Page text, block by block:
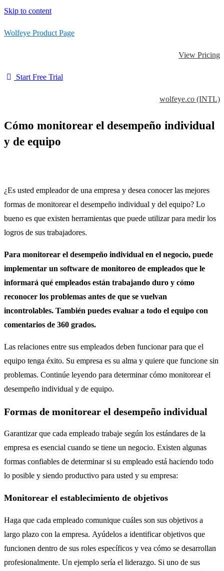
Skip to content
Wolfeye Product Page
View Pricing
Start Free Trial
wolfeye.co (INTL)
Cómo monitorear el desempeño individual
y de equipo
¿Es usted empleador de una empresa y desea conocer las mejores
formas de monitorear el desempeño individual y del equipo? Lo
bueno es que existen herramientas que puede utilizar para medir los
logros de sus trabajadores.
Para monitorear el desempeño individual en el negocio, puede
implementar un software de monitoreo de empleados que le
informará qué empleados están trabajando duro y cómo
reconocer los problemas antes de que se vuelvan
incontrolables. También puedes evaluar a todo el equipo con
comentarios de 360 ​​grados.
Las relaciones entre sus empleados deben funcionar para que el
equipo tenga éxito. Su empresa es su alma y quiere que funcione sin
problemas. Continúe leyendo para determinar cómo monitorear el
desempeño individual y de equipo.
Formas de monitorear el desempeño individual
Garantizar que cada empleado trabaje según los estándares de la
empresa es esencial cuando se tiene un negocio. Existen algunas
formas confiables de determinar si su empleado está haciendo todo
lo posible y siendo productivo para usted y su empresa:
Monitorear el establecimiento de objetivos
Haga que cada empleado comunique cuáles son sus objetivos a
largo plazo con la empresa. Ayúdelos a identificar objetivos que
funcionen dentro de sus roles específicos y vea cómo se desarrollan
profesionalmente. Un ejemplo sería el liderazgo. Si uno de sus